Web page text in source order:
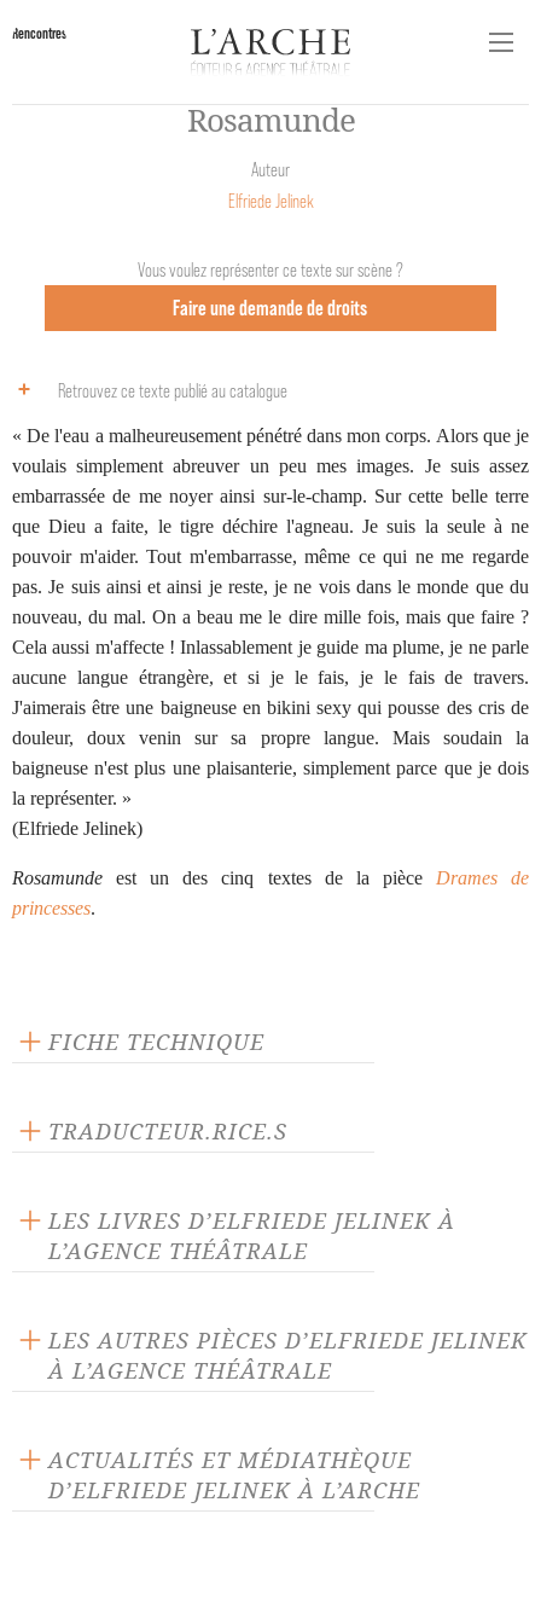
Rencontres
Rosamunde
Auteur
Elfriede Jelinek
Vous voulez représenter ce texte sur scène ?
Faire une demande de droits
Retrouvez ce texte publié au catalogue
« De l'eau a malheureusement pénétré dans mon corps. Alors que je
voulais simplement abreuver un peu mes images. Je suis assez
embarrassée de me noyer ainsi sur-le-champ. Sur cette belle terre
que Dieu a faite, le tigre déchire l'agneau. Je suis la seule à ne
pouvoir m'aider. Tout m'embarrasse, même ce qui ne me regarde
pas. Je suis ainsi et ainsi je reste, je ne vois dans le monde que du
nouveau, du mal. On a beau me le dire mille fois, mais que faire ?
Cela aussi m'affecte ! Inlassablement je guide ma plume, je ne parle
aucune langue étrangère, et si je le fais, je le fais de travers.
J'aimerais être une baigneuse en bikini sexy qui pousse des cris de
douleur, doux venin sur sa propre langue. Mais soudain la
baigneuse n'est plus une plaisanterie, simplement parce que je dois
la représenter. »
(Elfriede Jelinek)
Rosamunde est un des cinq textes de la pièce Drames de
princesses.
FICHE TECHNIQUE
Langue source : allemand
Nombre de personnages masculins : 1
TRADUCTEUR.RICE.S
Mathilde Sobottke
LES LIVRES D’ELFRIEDE JELINEK À
L’AGENCE THÉÂTRALE
LES AUTRES PIÈCES D’ELFRIEDE JELINEK
À L’AGENCE THÉÂTRALE
elles toutes
Au pays. Des nuées. Bambiland
ACTUALITÉS ET MÉDIATHÈQUE
D’ELFRIEDE JELINEK À L’ARCHE